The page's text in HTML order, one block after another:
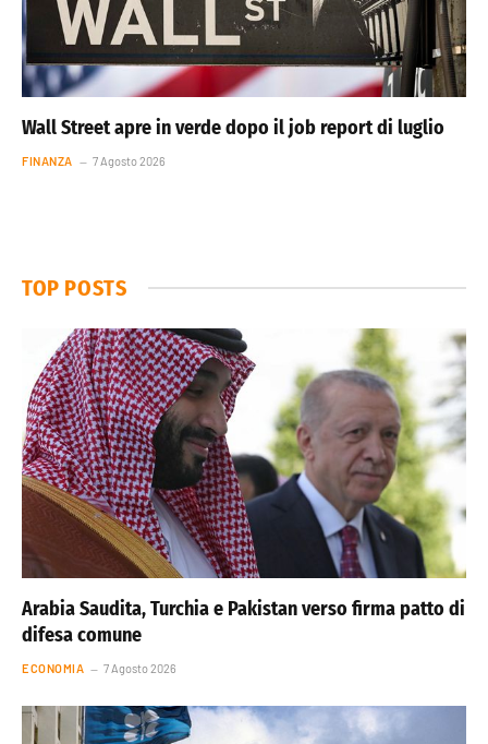
Wall Street apre in verde dopo il job report di luglio
FINANZA 7 Agosto 2026
TOP POSTS
Arabia Saudita, Turchia e Pakistan verso firma patto di
difesa comune
ECONOMIA 7 Agosto 2026